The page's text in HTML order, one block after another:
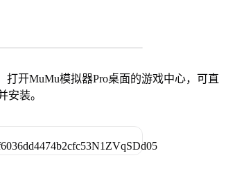
打开MuMu模拟器Pro桌面的游戏中心，可直
安装。